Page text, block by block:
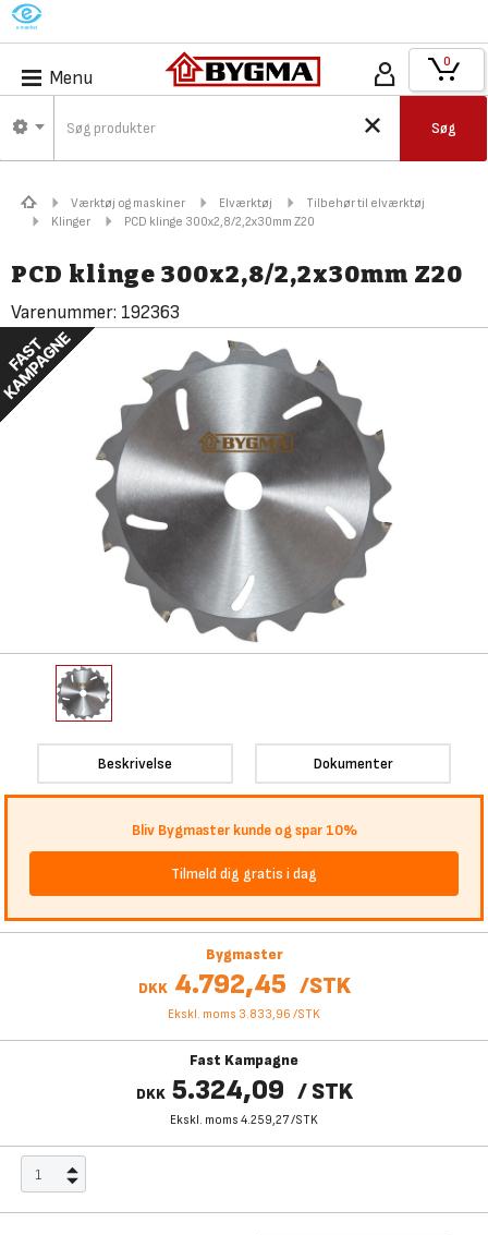
M
Menu
Søg
0
Værktøj og maskiner Elværktøj
Tilbehør til elværktøj
Klinger
PCD klinge 300x2,8/2,2x30mm Z20
PCD klinge 300x2,8/2,2x30mm Z20
Varenummer: 192363
Beskrivelse Dokumenter
Bliv Bygmaster kunde og spar 10%
Tilmeld dig gratis i dag
Bygmaster
DKK 4.792,45 /STK
Ekskl. moms 3.833,96 /STK
Fast Kampagne
DKK 5.324,09 / STK
Ekskl. moms 4.259,27/STK